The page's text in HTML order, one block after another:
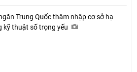
Trung Quốc thâm nhập cơ sở hạ
kỹ thuật số trọng yếu